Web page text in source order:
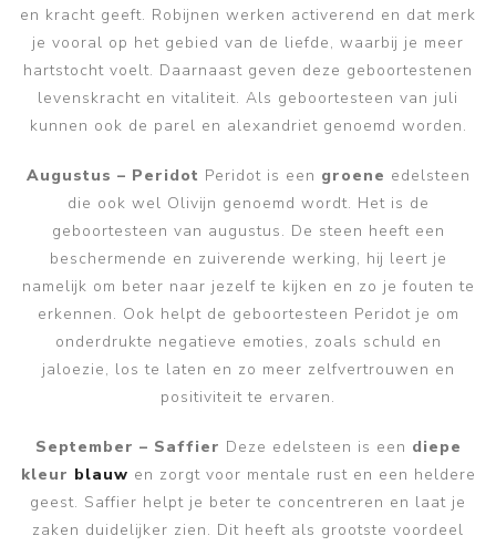
en kracht geeft. Robijnen werken activerend en dat merk
je vooral op het gebied van de liefde, waarbij je meer
hartstocht voelt. Daarnaast geven deze geboortestenen
levenskracht en vitaliteit. Als geboortesteen van juli
kunnen ook de parel en alexandriet genoemd worden.
Augustus – Peridot Peridot is een groene edelsteen
die ook wel Olivijn genoemd wordt. Het is de
geboortesteen van augustus. De steen heeft een
beschermende en zuiverende werking, hij leert je
namelijk om beter naar jezelf te kijken en zo je fouten te
erkennen. Ook helpt de geboortesteen Peridot je om
onderdrukte negatieve emoties, zoals schuld en
jaloezie, los te laten en zo meer zelfvertrouwen en
positiviteit te ervaren.
September – Saffier Deze edelsteen is een diepe
kleur blauw en zorgt voor mentale rust en een heldere
geest. Saffier helpt je beter te concentreren en laat je
zaken duidelijker zien. Dit heeft als grootste voordeel